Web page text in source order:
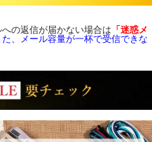
の返信が届かない場合は 「迷惑メ
た、メール容量が一杯で受信できな